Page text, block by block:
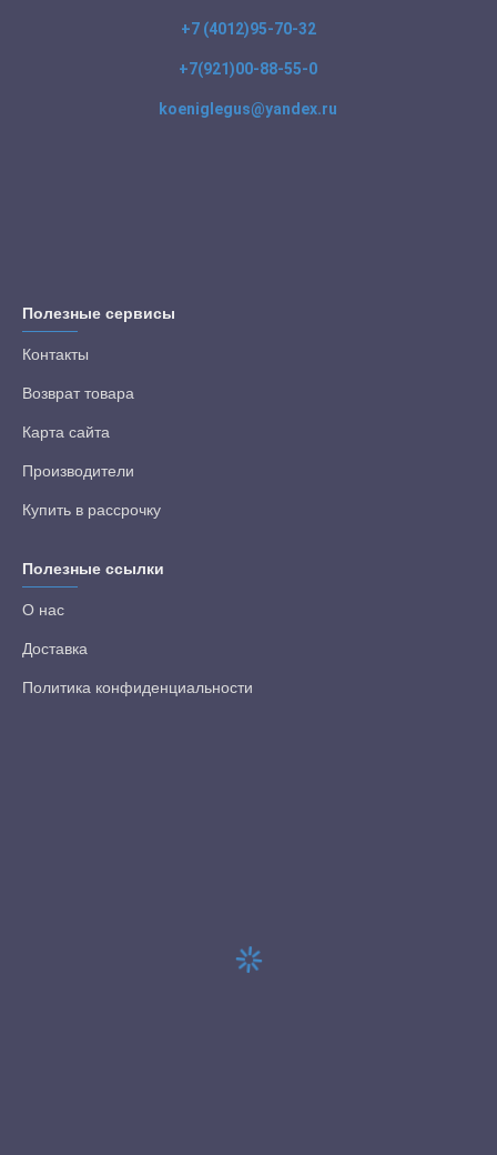
+7 (4012)95-70-32
+7(921)00-88-55-0
koeniglegus@yandex.ru
Полезные сервисы
Контакты
Возврат товара
Карта сайта
Производители
Купить в рассрочку
Полезные ссылки
О нас
Доставка
Политика конфиденциальности